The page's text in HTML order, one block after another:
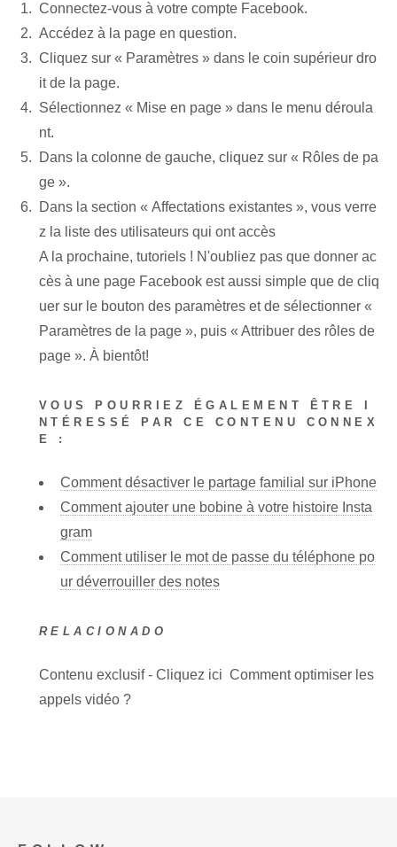
Connectez-vous à votre compte Facebook.
Accédez à la page en question.
Cliquez sur « Paramètres »⁢ dans le coin supérieur dro
it de la page.
Sélectionnez « Mise en page » dans le menu déroula
nt.
Dans la colonne de gauche, cliquez sur « Rôles de pa
ge ».
Dans la section « Affectations existantes », vous verre
z la liste des utilisateurs qui ont accès
A la prochaine, tutoriels ! N'oubliez pas que donner ac
cès à une page Facebook est aussi simple que de cliq
uer sur le bouton des paramètres et de sélectionner «
Paramètres de la page », puis « Attribuer des rôles de
page ». À bientôt!
VOUS POURRIEZ ÉGALEMENT ÊTRE I
NTÉRESSÉ PAR CE CONTENU CONNEX
E :
Comment désactiver le partage familial sur iPhone
Comment ajouter une bobine à votre histoire Insta
gram
Comment utiliser le mot de passe du téléphone po
ur déverrouiller des notes
RELACIONADO
Contenu exclusif - Cliquez ici Comment optimiser les
appels vidéo ?